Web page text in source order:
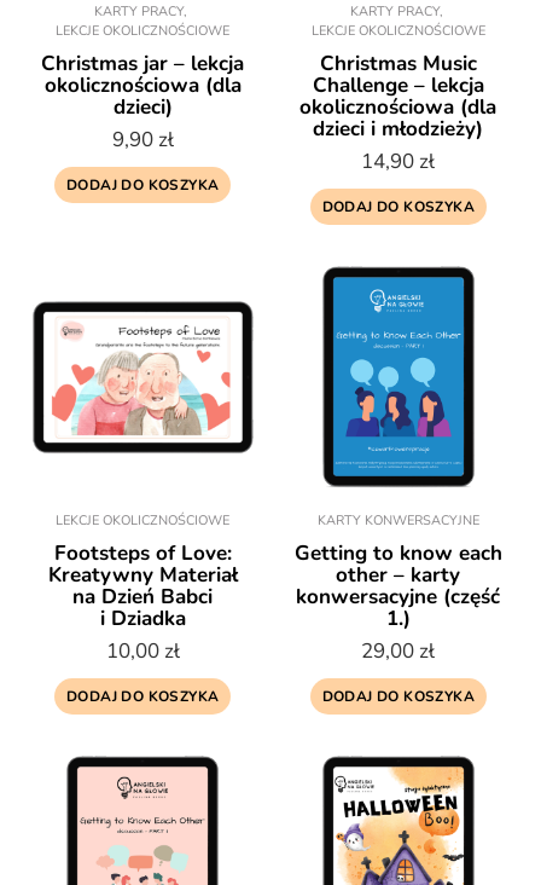
KARTY PRACY,
LEKCJE OKOLICZNOŚCIOWE
Christmas jar – lekcja
okolicznościowa (dla
dzieci)
9,90 zł
DODAJ DO KOSZYKA
KARTY PRACY,
LEKCJE OKOLICZNOŚCIOWE
Christmas Music
Challenge – lekcja
okolicznościowa (dla
dzieci i młodzieży)
14,90 zł
DODAJ DO KOSZYKA
LEKCJE OKOLICZNOŚCIOWE
Footsteps of Love:
Kreatywny Materiał
na Dzień Babci
i Dziadka
10,00 zł
DODAJ DO KOSZYKA
KARTY KONWERSACYJNE
Getting to know each
other – karty
konwersacyjne (część
1.)
29,00 zł
DODAJ DO KOSZYKA